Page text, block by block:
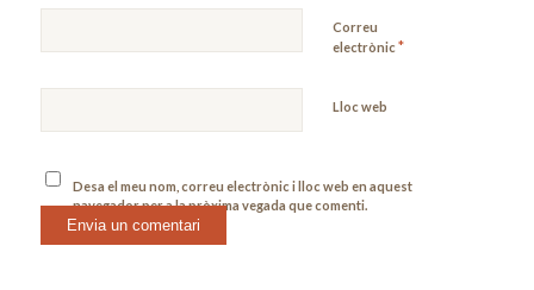
Correu
electrònic*
Lloc web
Desa el meu nom, correu electrònic i lloc web en aquest
navegador per a la pròxima vegada que comenti.